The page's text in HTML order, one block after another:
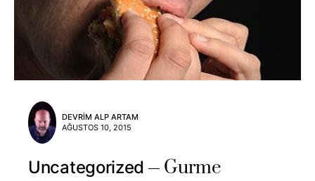
DEVRIM ALP ARTAM
AĞUSTOS 10, 2015
Uncategorized
Gurme